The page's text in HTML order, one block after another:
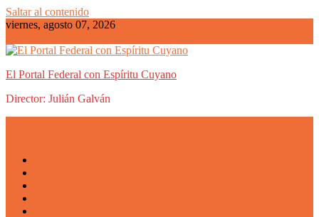
Saltar al contenido
viernes, agosto 07, 2026
El Portal Federal con Espíritu Cuyano
Director: Julián Galván